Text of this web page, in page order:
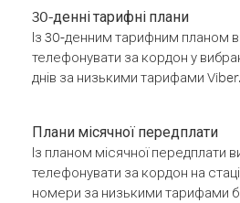
30-денні тарифні плани
Із 30-денним тарифним планом
телефонувати за кордон у
днів за низькими тарифами Viber.
Плани місячної передплати
Із планом місячної передплати
телефонувати за кордон на
номери за низькими тарифами